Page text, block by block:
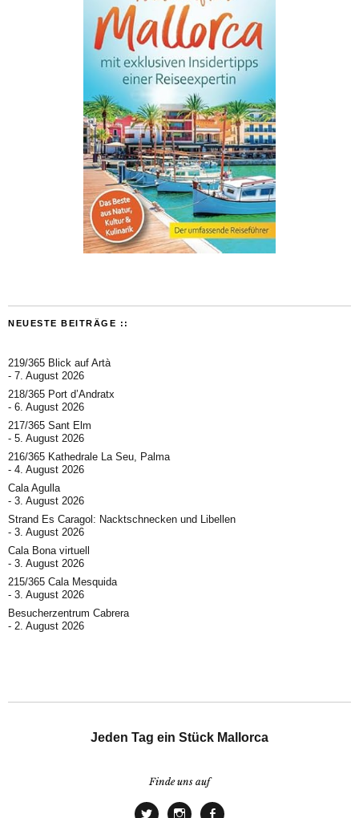
NEUESTE BEITRÄGE ::
219/365 Blick auf Artà
7. August 2026
218/365 Port d’Andratx
6. August 2026
217/365 Sant Elm
5. August 2026
216/365 Kathedrale La Seu, Palma
4. August 2026
Cala Agulla
3. August 2026
Strand Es Caragol: Nacktschnecken und Libellen
3. August 2026
Cala Bona virtuell
3. August 2026
215/365 Cala Mesquida
3. August 2026
Besucherzentrum Cabrera
2. August 2026
Jeden Tag ein Stück Mallorca
Finde uns auf